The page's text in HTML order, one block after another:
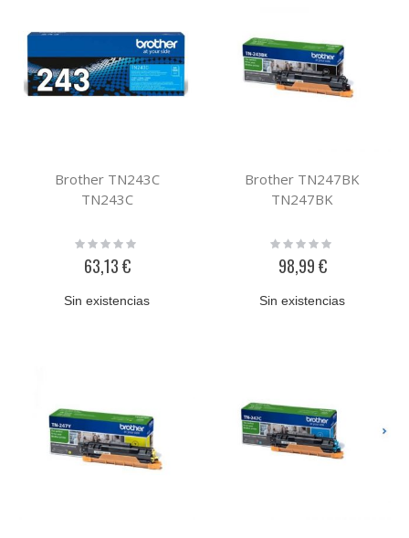
Brother TN243C
TN243C
Rating:
63,13 €
Sin existencias
Brother TN247BK
TN247BK
Rating:
98,99 €
Sin existencias